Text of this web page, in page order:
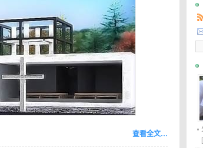
查看全文…
[